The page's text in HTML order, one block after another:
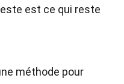
est ce qui reste
méthode pour